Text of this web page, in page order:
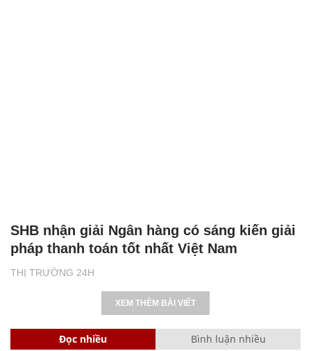
THỊ TRƯỜNG 24H
SHB nhận giải Ngân hàng có sáng kiến giải
pháp thanh toán tốt nhất Việt Nam
XEM THÊM BÀI VIẾT
Đọc nhiều Bình luận nhiều